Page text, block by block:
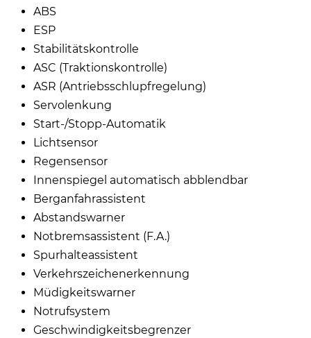
ABS
ESP
Stabilitätskontrolle
ASC (Traktionskontrolle)
ASR (Antriebsschlupfregelung)
Servolenkung
Start-/Stopp-Automatik
Lichtsensor
Regensensor
Innenspiegel automatisch abblendbar
Berganfahrassistent
Abstandswarner
Notbremsassistent (F.A.)
Spurhalteassistent
Verkehrszeichenerkennung
Müdigkeitswarner
Notrufsystem
Geschwindigkeitsbegrenzer